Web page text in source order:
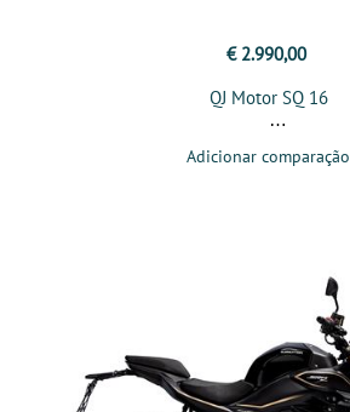
€ 2.990,00
QJ Motor SQ 16
Adicionar comparação